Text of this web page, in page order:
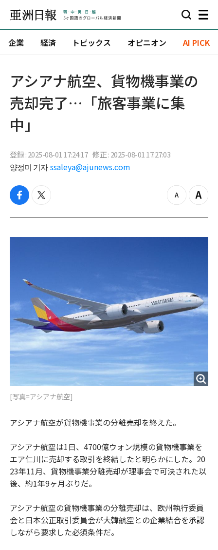
企業 経済 トピックス オピニオン AI PICK
アシアナ航空、貨物機事業の
売却完了…「旅客事業に集
中」
登録 : 2025-08-01 17:24:17 修正 : 2025-08-01 17:27:03
양정미 기자 ssaleya@ajunews.com
f
c
b
t
i
t
z
o
o
Z
o
i
[写真=アシアナ航空]
アシアナ航空が貨物機事業の分離売却を終えた。
アシアナ航空は1日、4700億ウォン規模の貨物機事業を
エア仁川に売却する取引を終結したと明らかにした。20
23年11月、貨物機事業分離売却が理事会で可決された以
後、約1年9ヶ月ぶりだ。
アシアナ航空の貨物機事業の分離売却は、欧州執行委員
会と日本公正取引委員会が大韓航空との企業結合を承認
しながら要求した必須条件だ。